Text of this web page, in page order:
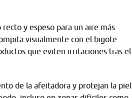
y espeso para un aire más
visualmente con el bigote.
que eviten irritaciones tras el
de la afeitadora y protejan la piel.